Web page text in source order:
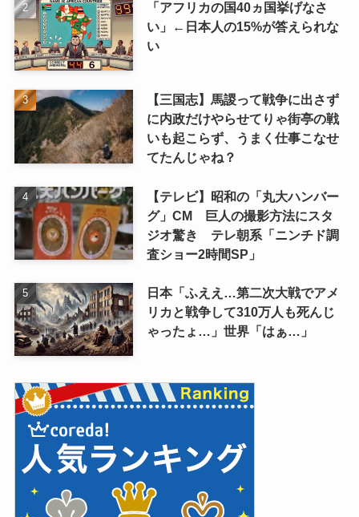
「アフリカの国40ヵ国挙げなさ
い」←日本人の15%が答えられな
い
【三国志】馬謖って戦争に出さず
に内政だけやらせてりゃ街亭の戦
いも起こらず、うまく仕事こなせ
てたんじゃね？
【テレビ】昭和の「丸大ハンバー
グ」CM 巨人の撮影方法にスタ
ジオ驚き テレ朝系「ニンチド調
査ショー2時間SP」
日本「ふええ…第二次大戦でアメ
リカと戦争して310万人も死んじ
ゃったょ…」世界「はぁ…」